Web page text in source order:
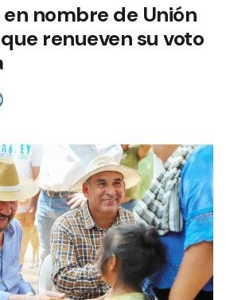
nombre de Unión
renueven su voto